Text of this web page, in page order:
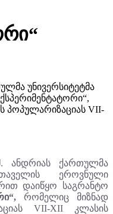
უნივერსიტეტმა
პოპულარიზაციას VII-
ანდრიას ქართულმა
ეროვნული
დაიწყო საგრანტო
რომელიც მიზნად
VII-XII კლასის